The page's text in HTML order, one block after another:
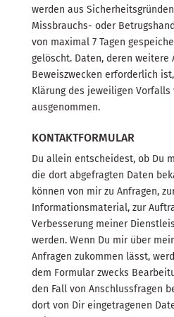
werden aus
Missbrauchs- oder
von maximal 7 Tagen
gelöscht. Daten, deren weitere
Beweiszwecken erforderlich
Klärung des jeweiligen Vorfalls
ausgenommen.
KONTAKTFORMULAR
Du allein entscheidest, ob Du
die dort abgefragten Daten
können von mir zu Anfragen,
Informationsmaterial, zur
Verbesserung meiner
werden. Wenn Du mir über
Anfragen zukommen lässt,
dem Formular zwecks
den Fall von Anschlussfragen
dort von Dir eingetragenen